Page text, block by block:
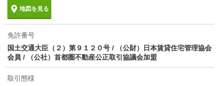
事務手数料22000円/ruumサポート費用（月額）1980
地図を見る
免許番号
国土交通大臣（２）第９１２０号 / （公財）日本賃貸住宅管理協会
会員 / （公社）首都圏不動産公正取引協議会加盟
取引態様